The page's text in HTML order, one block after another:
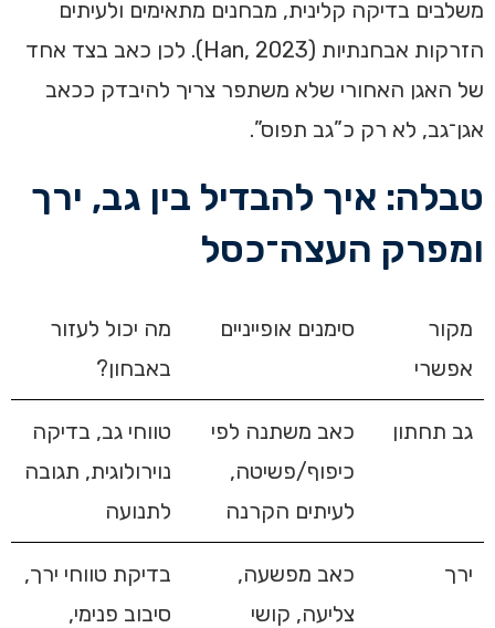
משלבים בדיקה קלינית, מבחנים מתאימים ולעיתים
הזרקות אבחנתיות (Han, 2023). לכן כאב בצד אחד
של האגן האחורי שלא משתפר צריך להיבדק ככאב
אגן־גב, לא רק כ”גב תפוס”.
טבלה: איך להבדיל בין גב, ירך
ומפרק העצה־כסל
מקור
אפשרי
סימנים אופייניים
מה יכול לעזור
באבחון?
גב תחתון
כאב משתנה לפי
כיפוף/פשיטה,
לעיתים הקרנה
טווחי גב, בדיקה
נוירולוגית, תגובה
לתנועה
ירך
כאב מפשעה,
צליעה, קושי
בדיקת טווחי ירך,
סיבוב פנימי,